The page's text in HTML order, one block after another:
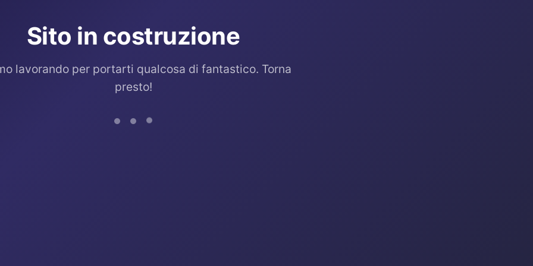
Sito in costruzione
lavorando per portarti qualcosa di fantastico. Torna
presto!